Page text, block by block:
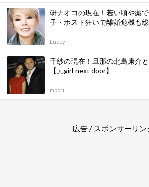
研ナオコの現在！若い頃や薬
子・ホスト狂いで離婚危機も
Luccy
千紗の現在！旦那の北島康介
【元girl next door】
mpori
広告 / スポンサーリン